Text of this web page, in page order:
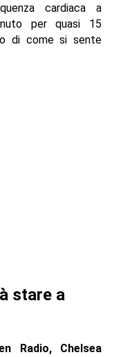
cardiaca a
per quasi 15
di come si sente
stare a
Radio, Chelsea